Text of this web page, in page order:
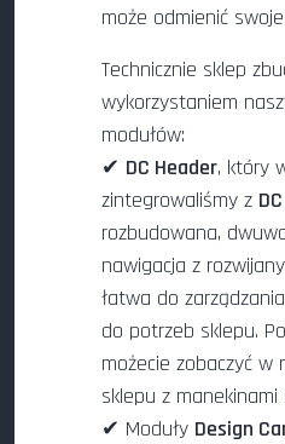
może odmienić
Technicznie sklep
wykorzystaniem
modułów:
✔ DC Header, który
zintegrowaliśmy z
rozbudowana,
nawigacja z
łatwa do
do potrzeb sklepu.
możecie zobaczyć w
sklepu z manekinami
✔ Moduły Design